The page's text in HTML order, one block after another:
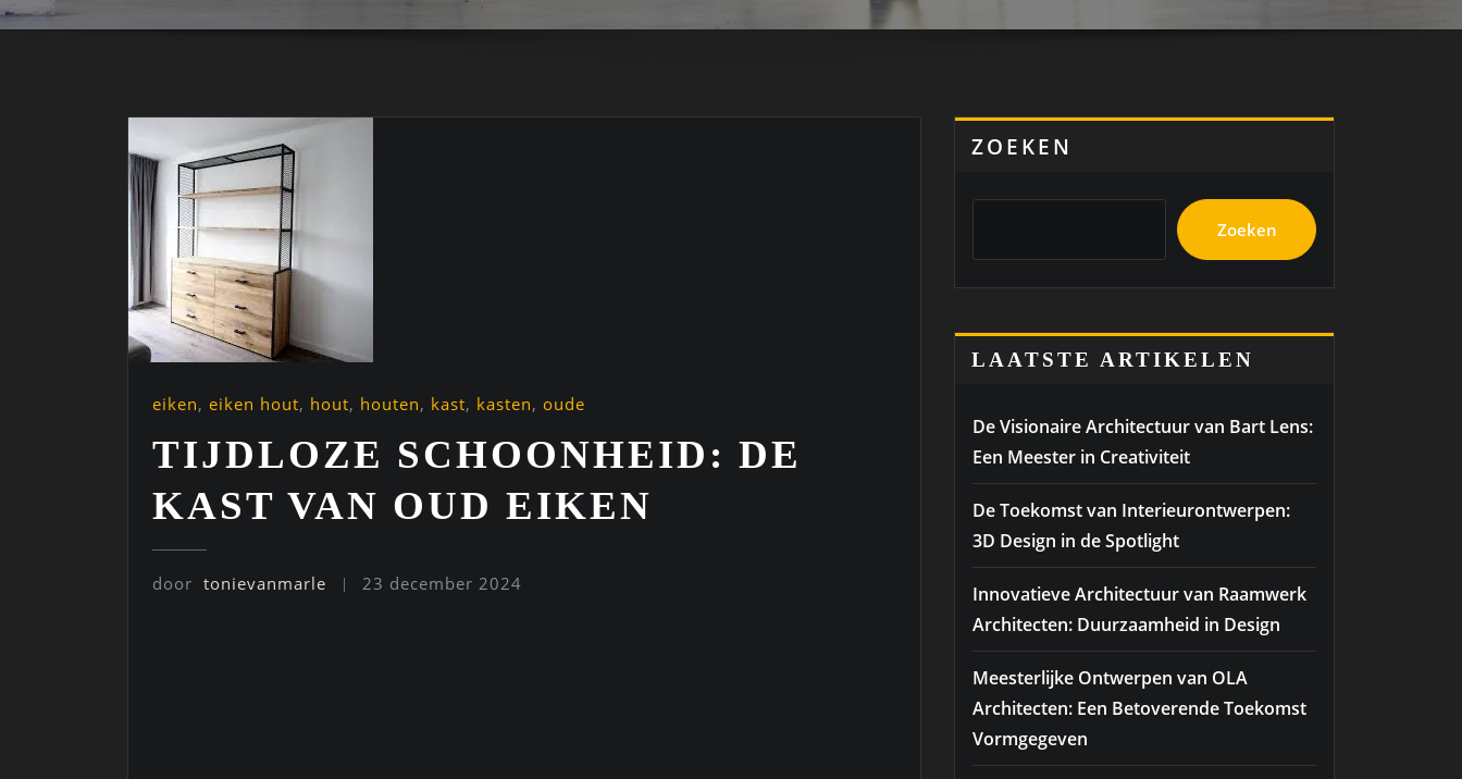
eiken, eiken hout, hout, houten, kast, kasten, oude
TIJDLOZE SCHOONHEID: DE
KAST VAN OUD EIKEN
door tonievanmarle 23 december 2024
ZOEKEN
Zoeken
LAATSTE ARTIKELEN
De Visionaire Architectuur van Bart Lens:
Een Meester in Creativiteit
De Toekomst van Interieurontwerpen:
3D Design in de Spotlight
Innovatieve Architectuur van Raamwerk
Architecten: Duurzaamheid in Design
Meesterlijke Ontwerpen van OLA
Architecten: Een Betoverende Toekomst
Vormgegeven